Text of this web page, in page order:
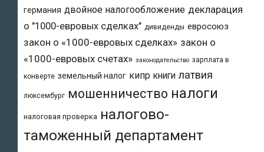
германия двойное налогообложение декларация
о "1000-евровых сделках" дивиденды евросоюз
закон о «1000-евровых сделках» закон о
«1000-евровых счетах» законодательство зарплата в
конверте земельный налог кипр книги латвия
люксембург мошенничество налоги
налоговая проверка налогово-
таможенный департамент